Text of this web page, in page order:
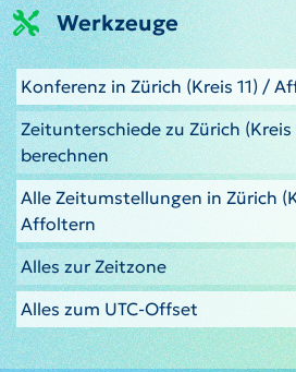
Werkzeuge
Konferenz in Zürich (Kreis 11) /
Zeitunterschiede zu Zürich
berechnen
Alle Zeitumstellungen in Zürich
Affoltern
Alles zur Zeitzone
Alles zum UTC-Offset